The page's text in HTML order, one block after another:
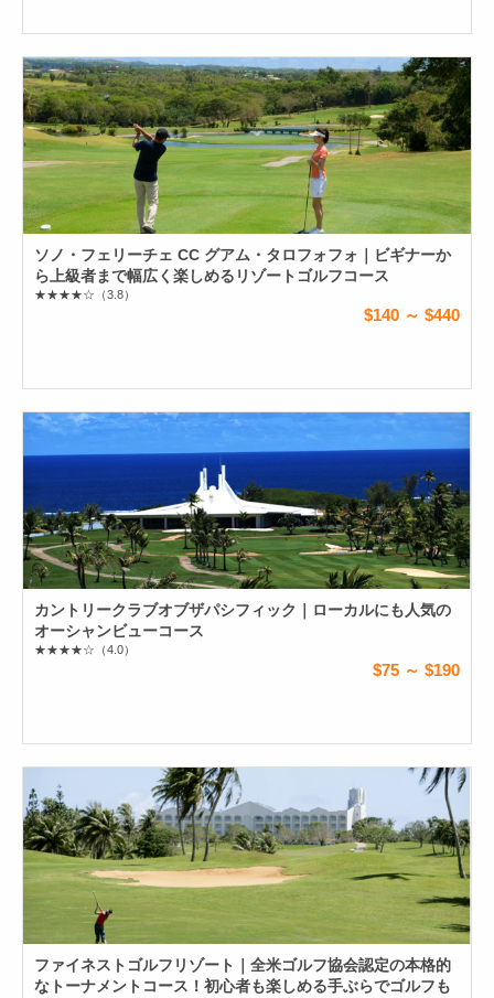
ソノ・フェリーチェ CC グアム・タロフォフォ｜ビギナーか
ら上級者まで幅広く楽しめるリゾートゴルフコース
★★★★☆ （3.8）
$140 ～ $440
カントリークラブオブザパシフィック｜ローカルにも人気の
オーシャンビューコース
★★★★☆ （4.0）
$75 ～ $190
ファイネストゴルフリゾート｜全米ゴルフ協会認定の本格的
なトーナメントコース！初心者も楽しめる手ぶらでゴルフも